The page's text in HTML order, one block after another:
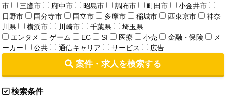
市
三鷹市 府中市 昭島市 調布市 町田市
小金井市
日野市
国分寺市 国立市 多摩市 稲城市 西東京市
神奈
川県
横浜市 川崎市 千葉県
埼玉県
エンタメ
ゲーム EC SI 医療 小売 金融・保険
メ
ーカー
公共 通信キャリア サービス 広告
案件・求人を検索する
検索条件